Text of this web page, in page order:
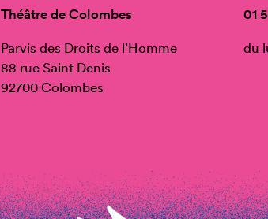
Théâtre de Colombes
Parvis des Droits de l’Homme
88 rue Saint Denis
92700 Colombes
01
du